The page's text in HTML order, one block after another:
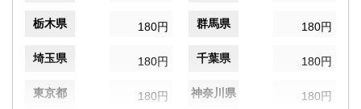
栃木県 180円 群馬県 180円
埼玉県 180円 千葉県 180円
東京都 180円 神奈川県 180円